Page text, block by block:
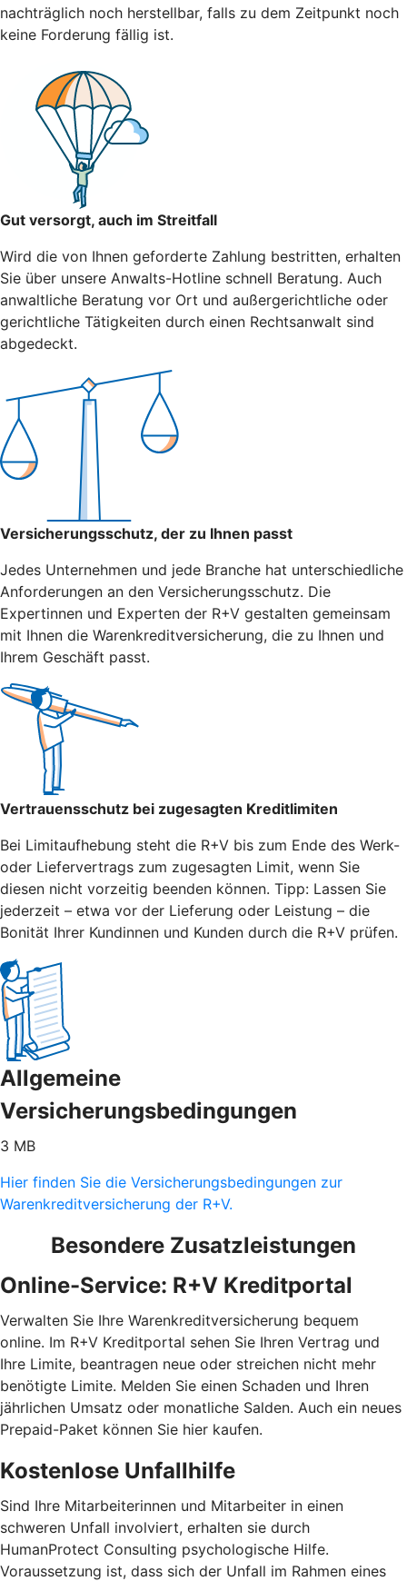
nachträglich noch herstellbar, falls zu dem Zeitpunkt noch
keine Forderung fällig ist.
Gut versorgt, auch im Streitfall
Wird die von Ihnen geforderte Zahlung bestritten, erhalten
Sie über unsere Anwalts-Hotline schnell Beratung. Auch
anwaltliche Beratung vor Ort und außergerichtliche oder
gerichtliche Tätigkeiten durch einen Rechtsanwalt sind
abgedeckt.
Versicherungsschutz, der zu Ihnen passt
Jedes Unternehmen und jede Branche hat unterschiedliche
Anforderungen an den Versicherungsschutz. Die
Expertinnen und Experten der R+V gestalten gemeinsam
mit Ihnen die Warenkreditversicherung, die zu Ihnen und
Ihrem Geschäft passt.
Vertrauensschutz bei zugesagten Kreditlimiten
Bei Limitaufhebung steht die R+V bis zum Ende des Werk-
oder Liefervertrags zum zugesagten Limit, wenn Sie
diesen nicht vorzeitig beenden können. Tipp: Lassen Sie
jederzeit – etwa vor der Lieferung oder Leistung – die
Bonität Ihrer Kundinnen und Kunden durch die R+V prüfen.
Allgemeine
Versicherungsbedingungen
3 MB
Hier finden Sie die Versicherungsbedingungen zur
Warenkreditversicherung der R+V.
Besondere Zusatzleistungen
Online-Service: R+V Kreditportal
Verwalten Sie Ihre Warenkreditversicherung bequem
online. Im R+V Kreditportal sehen Sie Ihren Vertrag und
Ihre Limite, beantragen neue oder streichen nicht mehr
benötigte Limite. Melden Sie einen Schaden und Ihren
jährlichen Umsatz oder monatliche Salden. Auch ein neues
Prepaid-Paket können Sie hier kaufen.
Kostenlose Unfallhilfe
Sind Ihre Mitarbeiterinnen und Mitarbeiter in einen
schweren Unfall involviert, erhalten sie durch
HumanProtect Consulting psychologische Hilfe.
Voraussetzung ist, dass sich der Unfall im Rahmen eines